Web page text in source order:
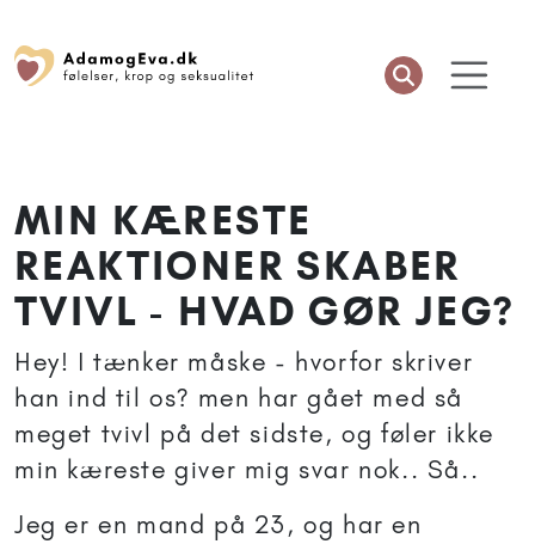
MIN KÆRESTE
REAKTIONER SKABER
TVIVL - HVAD GØR JEG?
Hey! I tænker måske - hvorfor skriver
han ind til os? men har gået med så
meget tvivl på det sidste, og føler ikke
min kæreste giver mig svar nok.. Så..
Jeg er en mand på 23, og har en